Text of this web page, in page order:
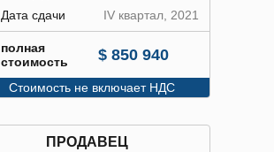
Дата сдачи
IV квартал, 2021
полная
стоимость
$ 850 940
Стоимость не включает НДС
ПРОДАВЕЦ